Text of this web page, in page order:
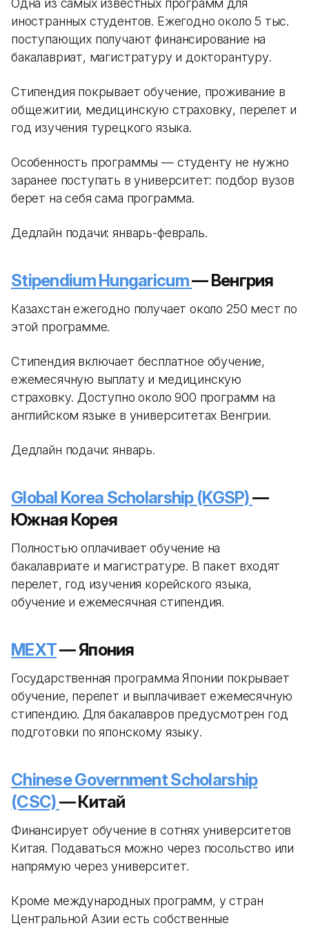
Одна из самых известных программ для
иностранных студентов. Ежегодно около 5 тыс.
поступающих получают финансирование на
бакалавриат, магистратуру и докторантуру.
Стипендия покрывает обучение, проживание в
общежитии, медицинскую страховку, перелет и
год изучения турецкого языка.
Особенность программы — студенту не нужно
заранее поступать в университет: подбор вузов
берет на себя сама программа.
Дедлайн подачи: январь-февраль.
Stipendium Hungaricum— Венгрия
Казахстан ежегодно получает около 250 мест по
этой программе.
Стипендия включает бесплатное обучение,
ежемесячную выплату и медицинскую
страховку. Доступно около 900 программ на
английском языке в университетах Венгрии.
Дедлайн подачи: январь.
Global Korea Scholarship (KGSP)—
Южная Корея
Полностью оплачивает обучение на
бакалавриате и магистратуре. В пакет входят
перелет, год изучения корейского языка,
обучение и ежемесячная стипендия.
MEXT— Япония
Государственная программа Японии покрывает
обучение, перелет и выплачивает ежемесячную
стипендию. Для бакалавров предусмотрен год
подготовки по японскому языку.
Chinese Government Scholarship
(CSC)— Китай
Финансирует обучение в сотнях университетов
Китая. Подаваться можно через посольство или
напрямую через университет.
Кроме международных программ, у стран
Центральной Азии есть собственные